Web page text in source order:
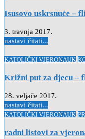
Isusovo uskrsnuće –
3. travnja 2017.
nastavi čitati...
Posted
KATOLIČKI VJERONAUK
Križni put za djecu –
28. veljače 2017.
nastavi čitati...
Posted
KATOLIČKI VJERONAUK
radni listovi za